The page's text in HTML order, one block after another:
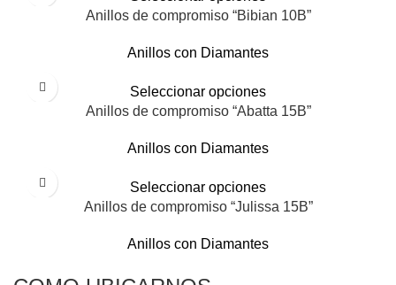
Anillos de compromiso “Bibian 10B”
Anillos con Diamantes
Seleccionar opciones
Anillos de compromiso “Abatta 15B”
Anillos con Diamantes
Seleccionar opciones
Anillos de compromiso “Julissa 15B”
Anillos con Diamantes